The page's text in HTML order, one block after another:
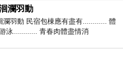
1 - 25 / 30 楊家維簽
(統一獅提供) 1 / 30 麗台
四 台北標準時間下午8
Share to Twitter
瀾羽動
瀾羽動 民宿包棟應有盡有............ 體
泳............ 青春肉體盡情消
不必